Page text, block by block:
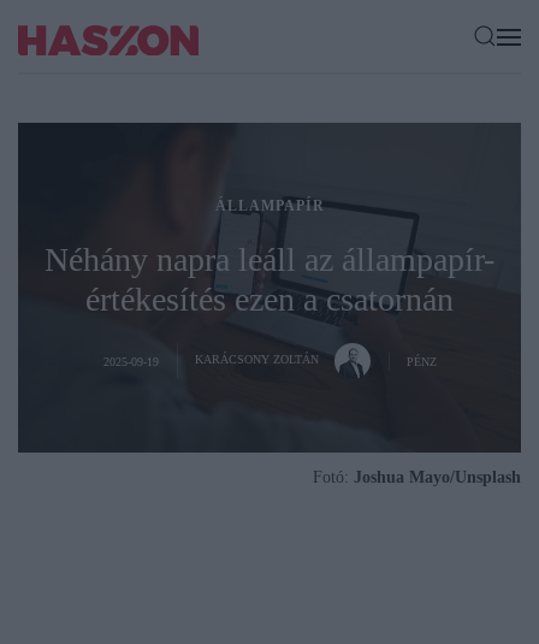
ÁLLAMPAPÍR
Néhány napra leáll az állampapír-
értékesítés ezen a csatornán
2025-09-19 KARÁCSONY ZOLTÁN PÉNZ
Fotó: Joshua Mayo/Unsplash